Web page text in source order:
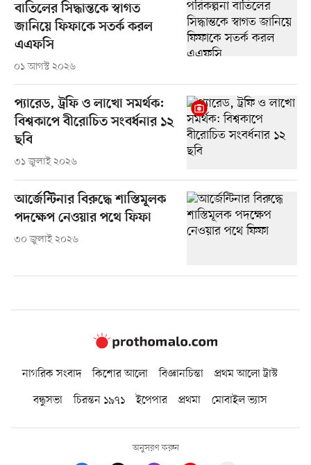
বাতিলের সিদ্ধান্তকে স্বাগত
জানিয়ে ফিফাকে সতর্ক করল
এএফসি
০১ আগস্ট ২০২৬
প্যারেড, ট্রফি ও লাখো সমর্থক:
বিশ্বকাপে বীরোচিত সংবর্ধনার ১২
ছবি
৩১ জুলাই ২০২৬
আর্জেন্টিনার বিরুদ্ধে শাস্তিমূলক
পদক্ষেপ নেওয়ার পথে ফিফা
৩০ জুলাই ২০২৬
নাগরিক সংবাদ কিশোর আলো বিজ্ঞানচিন্তা
প্রথম আলো ট্রাস্ট
বন্ধুসভা
চিরন্তন ১৯৭১ ইপেপার প্রথমা মোবাইল ভ্যাস
অনুসরণ করুন